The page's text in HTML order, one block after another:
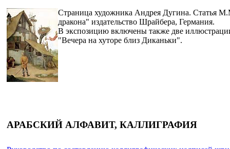
Страница художника Андрея Дугина. Статья
дракона" издательство Шрайбера, Германия.
В экспозицию включены также две
"Вечера на хуторе близ Диканьки".
АРАБСКИЙ АЛФАВИТ, КАЛЛИГРАФИЯ